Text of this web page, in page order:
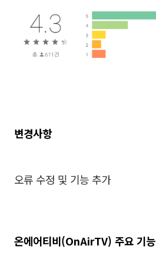
변경사항
오류 수정 및 기능 추가
온에어티비(OnAirTV) 주요 기능